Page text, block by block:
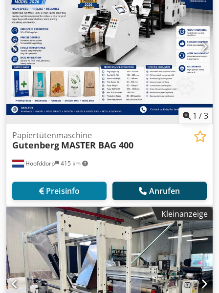
1 /3
Hoofddorp 415 km
Papiertütenmaschine
Gutenberg MASTER BAG 400
Preisinfo Anrufen
Kleinanzeige